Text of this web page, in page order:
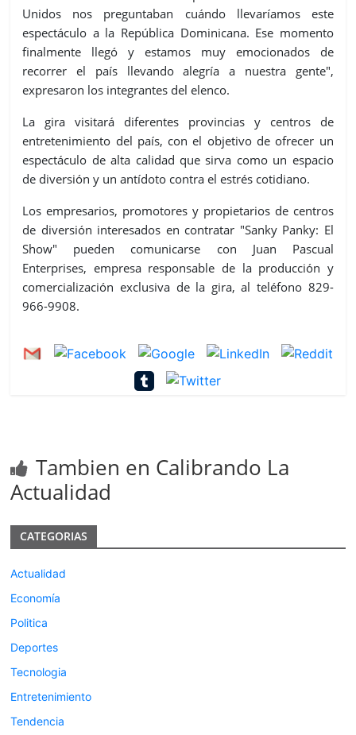
Unidos nos preguntaban cuándo llevaríamos este
espectáculo a la República Dominicana. Ese momento
finalmente llegó y estamos muy emocionados de
recorrer el país llevando alegría a nuestra gente",
expresaron los integrantes del elenco.
La gira visitará diferentes provincias y centros de
entretenimiento del país, con el objetivo de ofrecer un
espectáculo de alta calidad que sirva como un espacio
de diversión y un antídoto contra el estrés cotidiano.
Los empresarios, promotores y propietarios de centros
de diversión interesados en contratar "Sanky Panky: El
Show" pueden comunicarse con Juan Pascual
Enterprises, empresa responsable de la producción y
comercialización exclusiva de la gira, al teléfono 829-
966-9908.
Tambien en Calibrando La
Actualidad
CATEGORIAS
Actualidad
Economía
Politica
Deportes
Tecnologia
Entretenimiento
Tendencia